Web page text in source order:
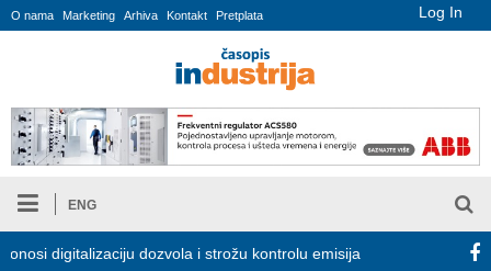
Log In
O nama Marketing Arhiva Kontakt Pretplata
ENG
dozvola i strožu kontrolu emisija Proizvodnja iC7